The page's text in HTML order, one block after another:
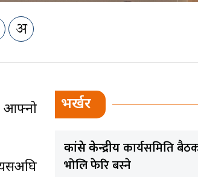
आफ्नो
भर्खर
कांग्रेस केन्द्रीयकार्यसमिति
भोलि फेरि बस्ने